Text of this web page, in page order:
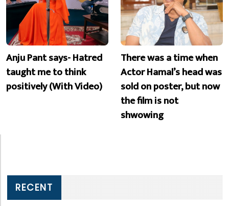
Anju Pant says- Hatred
taught me to think
positively (With Video)
There was a time when
Actor Hamal’s head was
sold on poster, but now
the film is not
shwowing
RECENT